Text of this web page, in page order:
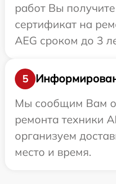
работ Вы
сертификат на
AEG сроком до 3
5
Мы сообщим Вам
ремонта техники
организуем
место и время.